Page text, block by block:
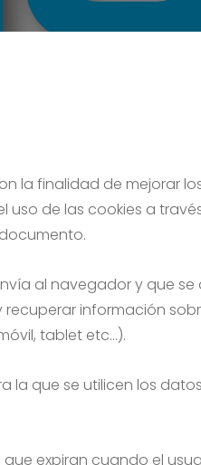
la finalidad de mejorar
de las cookies a
al navegador y que
información
tablet etc…).
la que se utilicen los
que expiran cuando el